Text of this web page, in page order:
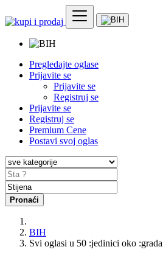
Pregledajte oglase
Prijavite se
Prijavite se
Registruj se
Prijavite se
Registruj se
Premium Cene
Postavi svoj oglas
Pronaći
BIH
Svi oglasi u 50 :jedinici oko :grada